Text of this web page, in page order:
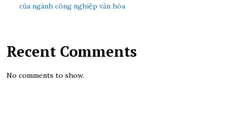
của ngành công nghiệp văn hóa
Recent Comments
No comments to show.